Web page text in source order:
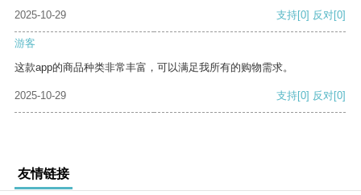
2025-10-29 支持[0] 反对[0]
游客
这款app的商品种类非常丰富，可以满足我所有的购物需求。
2025-10-29 支持[0] 反对[0]
友情链接